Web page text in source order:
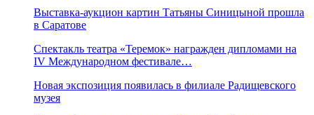
Выставка-аукцион картин Татьяны Синицыной прошла
в Саратове
Спектакль театра «Теремок» награжден дипломами на
IV Международном фестивале…
Новая экспозиция появилась в филиале Радищевского
музея